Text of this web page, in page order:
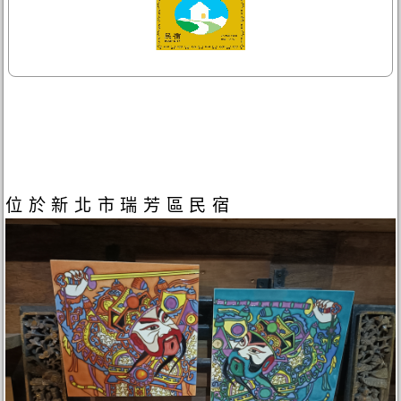
位於新北市瑞芳區民宿